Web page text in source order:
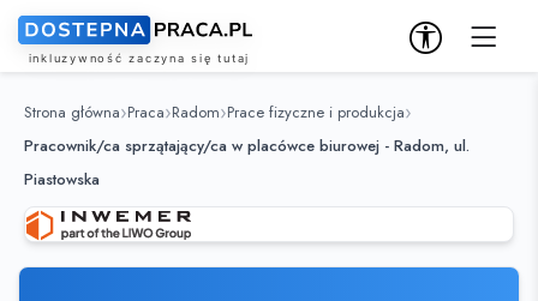
Strona główna Praca Radom Prace fizyczne i produkcja
Pracownik/ca sprzątający/ca w placówce biurowej - Radom, ul.
Piastowska